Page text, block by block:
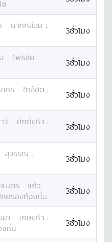
นาคกล่อม :
3ชั่วโมง
โพธิชัย :
3ชั่วโมง
กร ใกล้ชิด :
3ชั่วโมง
วี ศักดิ์แก้ว :
3ชั่วโมง
สุวรรณ :
3ชั่วโมง
นตร
แก้ว
กครองท้องถิ่น 3ชั่วโมง
ยา เกษแก้ว :
งถิ่น
3ชั่วโมง